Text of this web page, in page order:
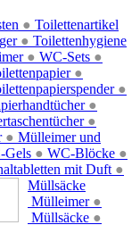
●
●
● WC-Sets ●
Toilettenartikel
●
●
●
●
●
Toilettenhygiene
Gels ● WC-Blöcke ●
mit Duft ●
Mülleimer und
Müllsäcke
Mülleimer ●
Müllsäcke ●